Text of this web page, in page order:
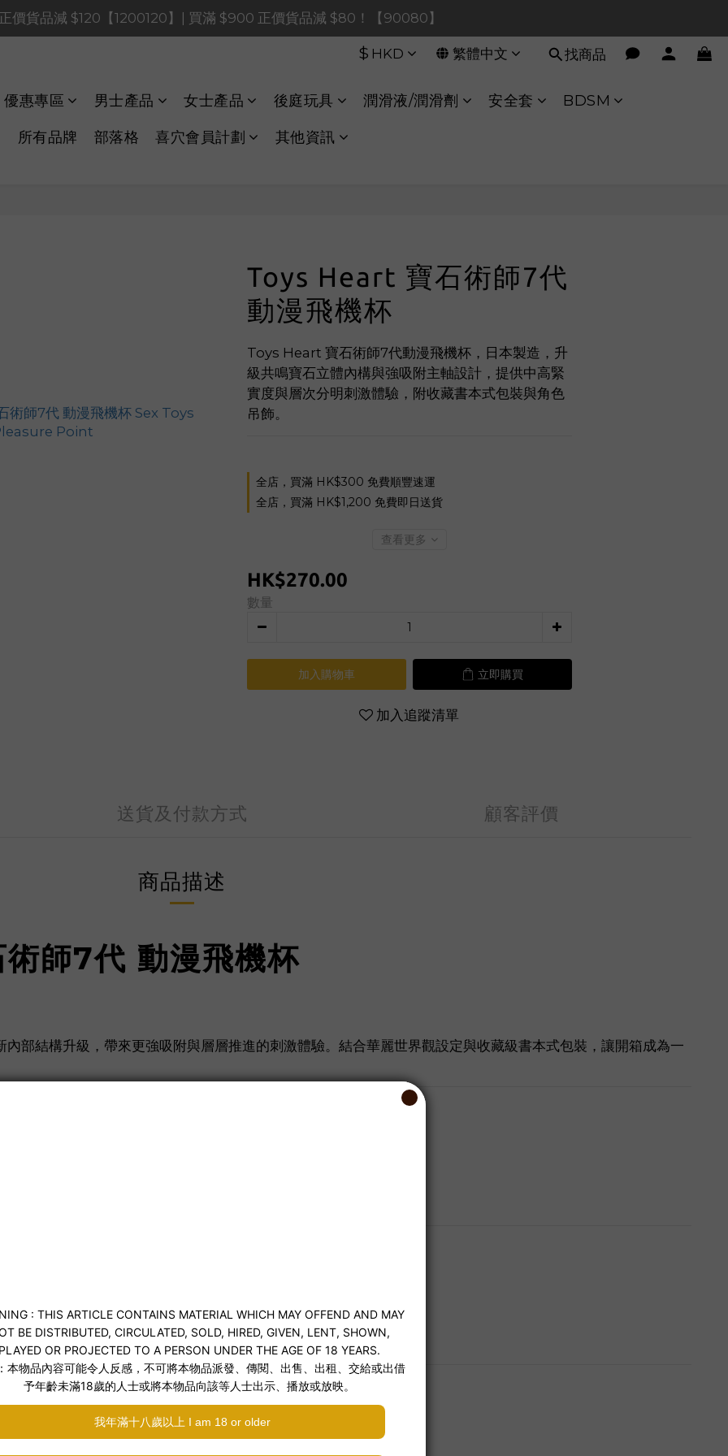
價貨品減 $120【1200120】| 買滿 $900 正價貨品減 $80！【90080】
價貨品減 $120【1200120】| 買滿 $900 正價貨品減 $80！【90080】
正價貨品減 $40【60040】| 買滿 $400 正價貨品減 $20【40020】
Payments FPS將於 2026 年 8 月 9 日（日）凌晨 01:00 至 11:00 暫停交易
價貨品減 $120【1200120】| 買滿 $900 正價貨品減 $80！【90080】
$ HKD 繁體中文 找商品
優惠專區 男士產品 女士產品 後庭玩具 潤滑液/潤滑劑 安全套 BDSM
所有品牌 部落格 喜穴會員計劃 其他資訊
Toys Heart 寶石術師7代
動漫飛機杯
Toys Heart 寶石術師7代動漫飛機杯，日本製造，升
級共鳴寶石立體內構與強吸附主軸設計，提供中高緊
實度與層次分明刺激體驗，附收藏書本式包裝與角色
吊飾。
全店，買滿 HK$300 免費順豐速運
全店，買滿 HK$1,200 免費即日送貨
查看更多
HK$270.00
數量
加入購物車 立即購買
加入追蹤清單
送貨及付款方式 顧客評價
商品描述
師7代 動漫飛機杯
部結構升級，帶來更強吸附與層層推進的刺激體驗。結合華麗世界觀設定與收藏級書本式包裝，讓開箱成為一
壓變化，帶來由入口至深處的強烈推進感。